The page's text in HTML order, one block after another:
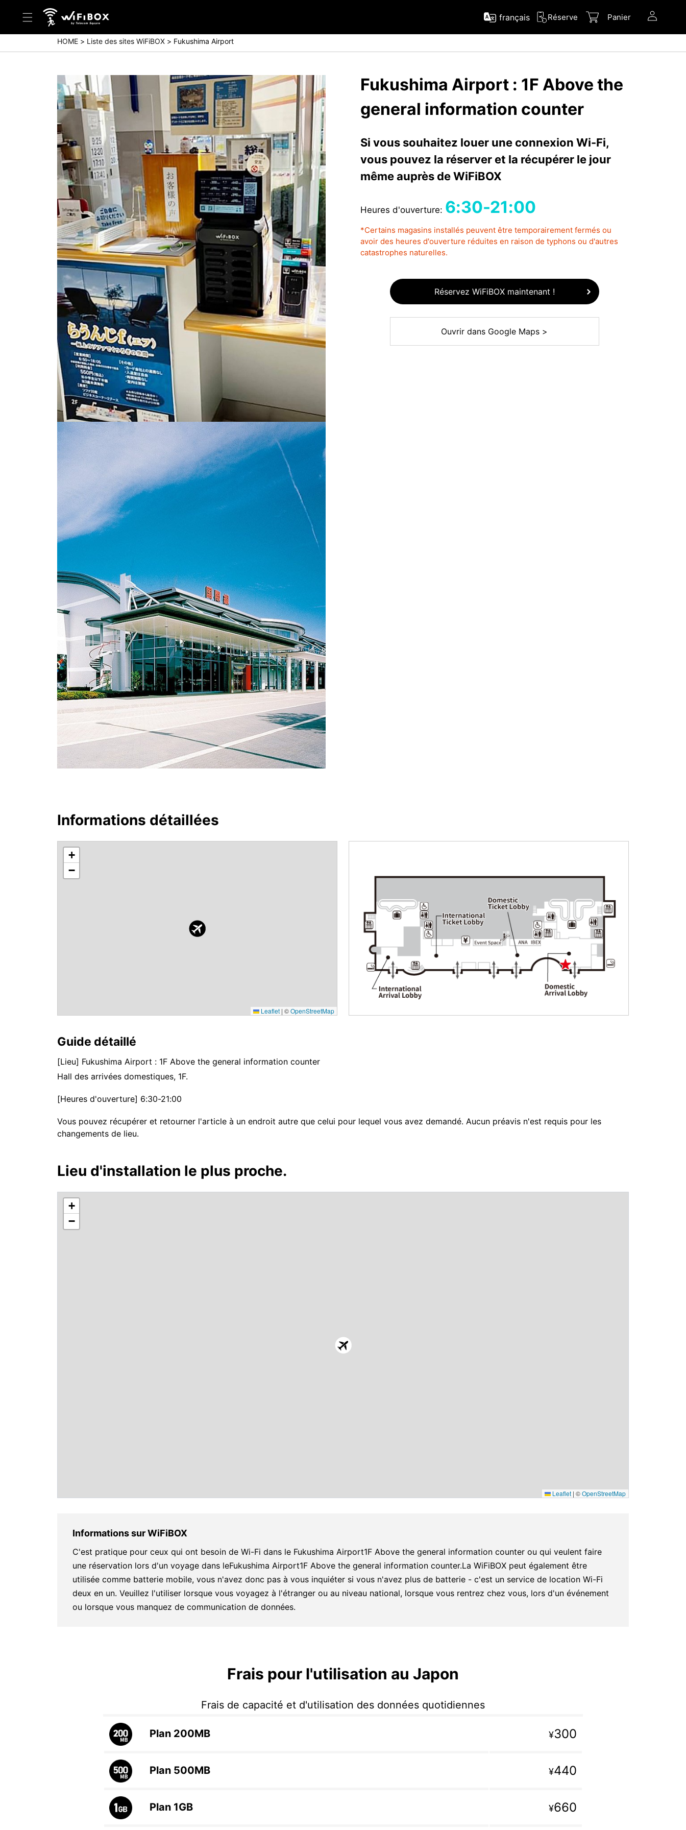
Aide/Contactez-nous
Centre d'aide (Japanese)
Centre d'aide (English)
Enquête (Japanese)
Enquête (English)
français Réserve Panier
HOME Liste des sites WiFiBOX Fukushima Airport
Fukushima Airport : 1F Above the
general information counter
Si vous souhaitez louer une connexion Wi-Fi,
vous pouvez la réserver et la récupérer le jour
même auprès de WiFiBOX
Heures d'ouverture: 6:30-21:00
*Certains magasins installés peuvent être temporairement fermés ou
avoir des heures d'ouverture réduites en raison de typhons ou d'autres
catastrophes naturelles.
Réservez WiFiBOX maintenant !
Ouvrir dans Google Maps >
Informations détaillées
+
−
Leaflet | ©OpenStreetMap
Guide détaillé
[Lieu] Fukushima Airport : 1F Above the general information counter
Hall des arrivées domestiques, 1F.
[Heures d'ouverture] 6:30-21:00
Vous pouvez récupérer et retourner l'article à un endroit autre que celui pour lequel vous avez demandé. Aucun préavis n'est requis pour les
changements de lieu.
Lieu d'installation le plus proche.
+
−
Leaflet | ©OpenStreetMap
Informations sur WiFiBOX
C'est pratique pour ceux qui ont besoin de Wi-Fi dans le Fukushima Airport1F Above the general information counter ou qui veulent faire
une réservation lors d'un voyage dans leFukushima Airport1F Above the general information counter.La WiFiBOX peut également être
utilisée comme batterie mobile, vous n'avez donc pas à vous inquiéter si vous n'avez plus de batterie - c'est un service de location Wi-Fi
deux en un. Veuillez l'utiliser lorsque vous voyagez à l'étranger ou au niveau national, lorsque vous rentrez chez vous, lors d'un événement
ou lorsque vous manquez de communication de données.
Frais pour l'utilisation au Japon
Frais de capacité et d'utilisation des données quotidiennes
Plan 200MB ¥300
Plan 500MB ¥440
Plan 1GB ¥660